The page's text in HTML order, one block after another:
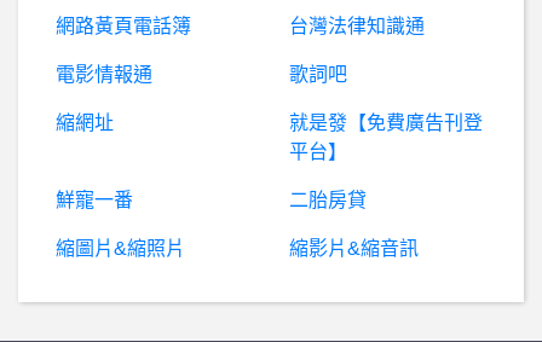
英
雄聯盟- 第二輪開始是打到幾點啊？ 第二輪開始是打到幾點啊？
Ifxsix詐騙平台、加密貨幣 『通報』
網路黃頁電話簿 台灣法律知識通
電影情報通 歌詞吧
縮網址
就是發【免費廣告刊登
平台】
鮮寵一番 二胎房貸
縮圖片&縮照片 縮影片&縮音訊